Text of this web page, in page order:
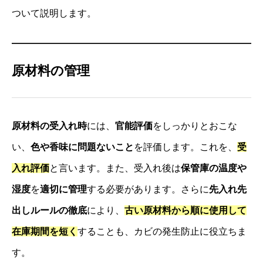
ついて説明します。
原材料の管理
原材料の受入れ時には、 官能評価をしっかりとおこな
い、 色や香味に問題ないこと を評価します。これを、 受
入れ評価と言います。また、受入れ後は保管庫の温度や
湿度を適切に管理する必要があります。さらに先入れ先
出しルールの徹底により、 古い原材料から順に使用して
在庫期間を短く することも、カビの発生防止に役立ちま
す。